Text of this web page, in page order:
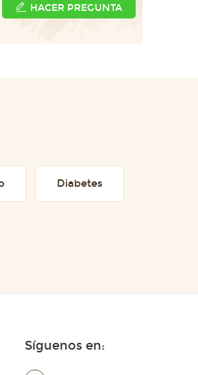
HACER PREGUNTA
Diabetes
Síguenos en: